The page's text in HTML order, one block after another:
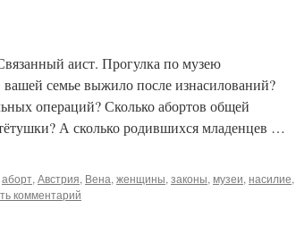
аист. Прогулка по музею
семье выжило после изнасилований?
операций? Сколько абортов общей
А сколько родившихся младенцев …
аборт, Австрия, Вена, женщины, законы, музеи, насилие,
комментарий